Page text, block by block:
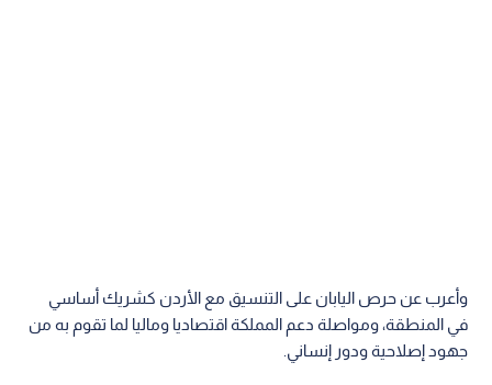
وأعرب عن حرص اليابان على التنسيق مع الأردن كشريك أساسي
في المنطقة، ومواصلة دعم المملكة اقتصاديا وماليا لما تقوم به من
جهود إصلاحية ودور إنساني.